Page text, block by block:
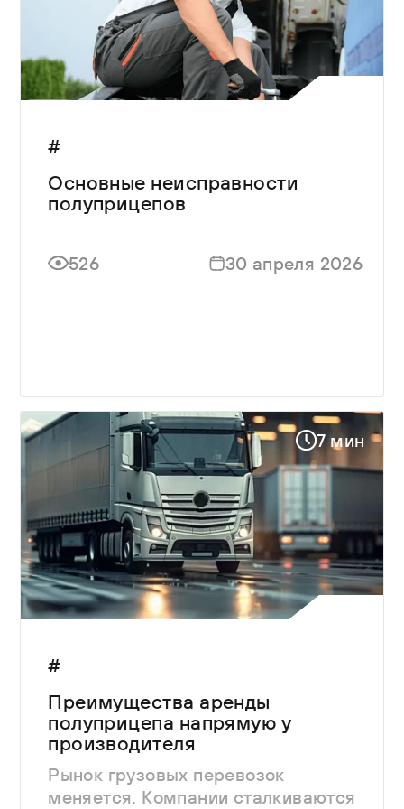
#
Основные неисправности
полуприцепов
526 30 апреля 2026
7 мин
#
Преимущества аренды
полуприцепа напрямую у
производителя
Рынок грузовых перевозок
меняется. Компании сталкиваются